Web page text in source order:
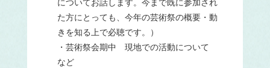
た方にとっても、今年の芸術祭の概要・動
きを知る上で必聴です。）
・芸術祭会期中 現地での活動について
など